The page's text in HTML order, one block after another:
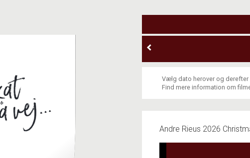
Vælg dato herover og derefter
Find mere information om
Andre Rieus 2026